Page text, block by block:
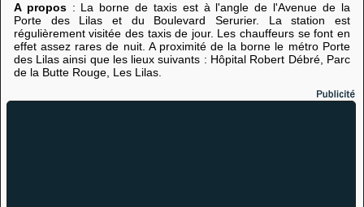
A propos: La borne de taxis est à l'angle de l'Avenue de la
Porte des Lilas et du Boulevard Serurier. La station est
régulièrement visitée des taxis de jour. Les chauffeurs se font en
effet assez rares de nuit. A proximité de la borne le métro Porte
des Lilas ainsi que les lieux suivants : Hôpital Robert Débré, Parc
de la Butte Rouge, Les Lilas.